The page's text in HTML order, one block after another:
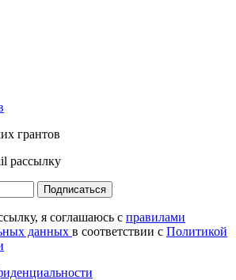
рассылку
Подписаться
я соглашаюсь с правилами
данных в соответствии с Политикой